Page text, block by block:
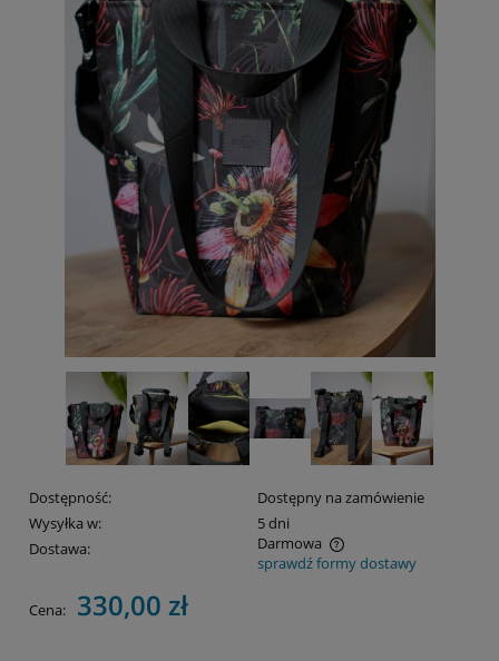
Dostępność:
Dostępny na zamówienie
Wysyłka w:
5 dni
Dostawa:
Darmowa
Cena nie zawiera ewentualnych kosztów płatności
sprawdź formy dostawy
Cena: 330,00 zł